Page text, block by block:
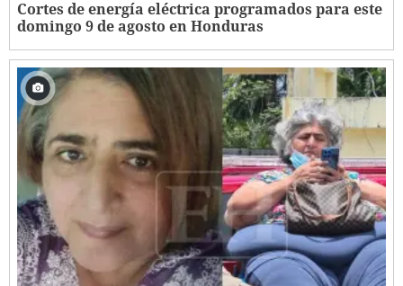
Cortes de energía eléctrica programados para este
domingo 9 de agosto en Honduras